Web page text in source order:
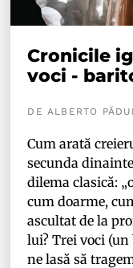
Cronicile
voci -
DE ALBERTO
Cum arată
secunda
dilema clasică:
cum doarme,
ascultat de la
lui? Trei voci
ne lasă să